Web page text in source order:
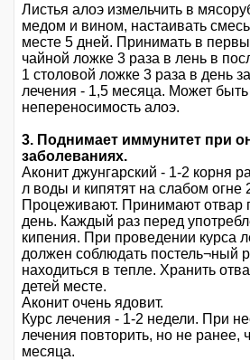
Листья алоэ измельчить в
медом и вином, настаивать
месте 5 дней. Принимать в
чайной ложке 3 раза в лень в
1 столовой ложке 3 раза в день
лечения - 1,5 месяца. Может
непереносимость алоэ.
3. Поднимает иммунитет при
заболеваниях.
Аконит джунгарский - 1-2 корня
л воды и кипятят на слабом огне
Процеживают. Принимают отвар
день. Каждый раз перед
кипения. При проведении курса
должен соблюдать постель¬ный
находиться в тепле. Хранить
детей месте.
Аконит очень ядовит.
Курс лечения - 1-2 недели. При
лечения повторить, но не ранее,
месяца.